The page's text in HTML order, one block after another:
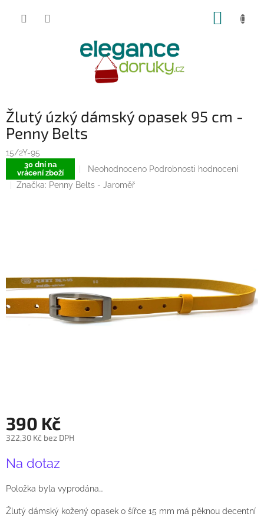
Žlutý úzký dámský opasek 95 cm -
Penny Belts
15/2Y-95
30 dní na
vrácení zboží
Průměrné
hodnocení
produktu
Neohodnoceno Podrobnosti hodnocení
Značka: Penny Belts - Jaroměř
390 Kč
322,30 Kč bez DPH
cena:
Na dotaz
Položka byla vyprodána…
Žlutý dámský kožený opasek o šířce 15 mm má pěknou decentní